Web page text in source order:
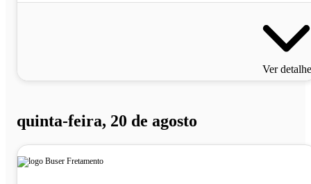
Ver
quinta-feira, 20 de agosto